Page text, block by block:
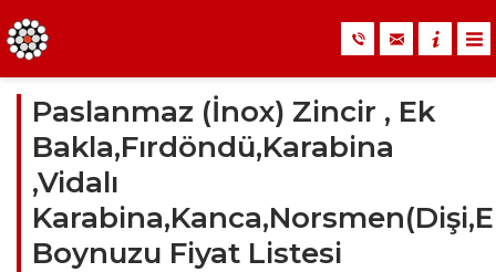
Paslanmaz (İnox) Zincir , Ek
Bakla,Fırdöndü,Karabina
,Vidalı
Boynuzu Fiyat Listesi